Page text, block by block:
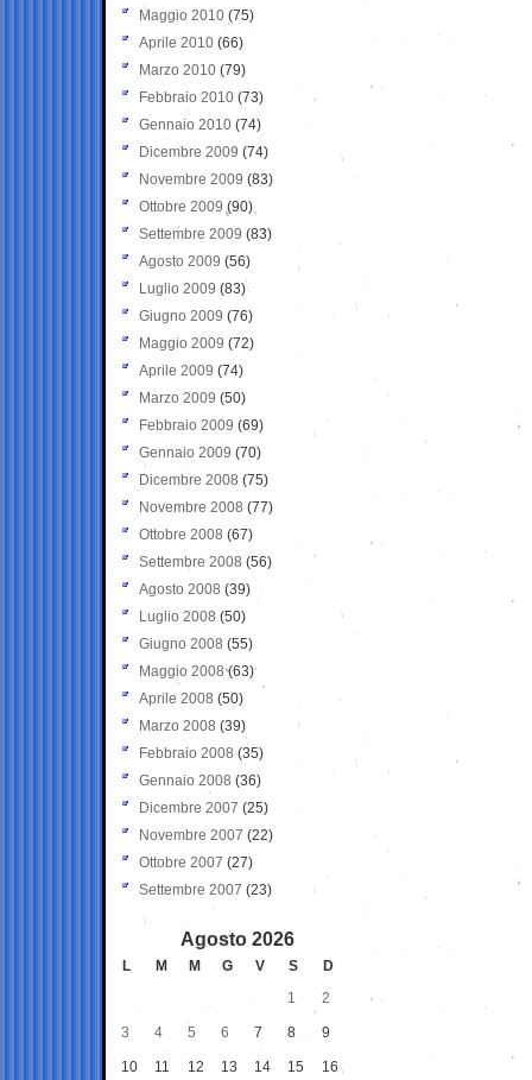
Maggio 2010 (75)
Aprile 2010 (66)
Marzo 2010 (79)
Febbraio 2010 (73)
Gennaio 2010 (74)
Dicembre 2009 (74)
Novembre 2009 (83)
Ottobre 2009 (90)
Settembre 2009 (83)
Agosto 2009 (56)
Luglio 2009 (83)
Giugno 2009 (76)
Maggio 2009 (72)
Aprile 2009 (74)
Marzo 2009 (50)
Febbraio 2009 (69)
Gennaio 2009 (70)
Dicembre 2008 (75)
Novembre 2008 (77)
Ottobre 2008 (67)
Settembre 2008 (56)
Agosto 2008 (39)
Luglio 2008 (50)
Giugno 2008 (55)
Maggio 2008(63)
Aprile 2008 (50)
Marzo 2008 (39)
Febbraio 2008 (35)
Gennaio 2008 (36)
Dicembre 2007 (25)
Novembre 2007 (22)
Ottobre 2007 (27)
Settembre 2007 (23)
Agosto 2026
L M M G V S
D
1
2
3 4 5 6 7 8 9
10 11 12 13 14 15 16